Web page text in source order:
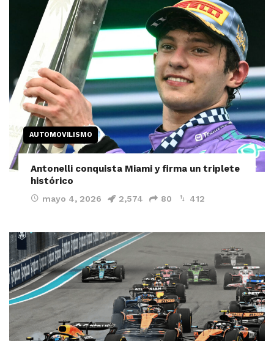
AUTOMOVILISMO
Antonelli conquista Miami y firma un triplete
histórico
mayo 4, 2026 2,574 80 412